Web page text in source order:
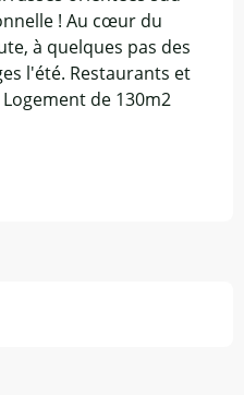
! Au cœur du
à quelques pas des
l'été. Restaurants et
de 130m2